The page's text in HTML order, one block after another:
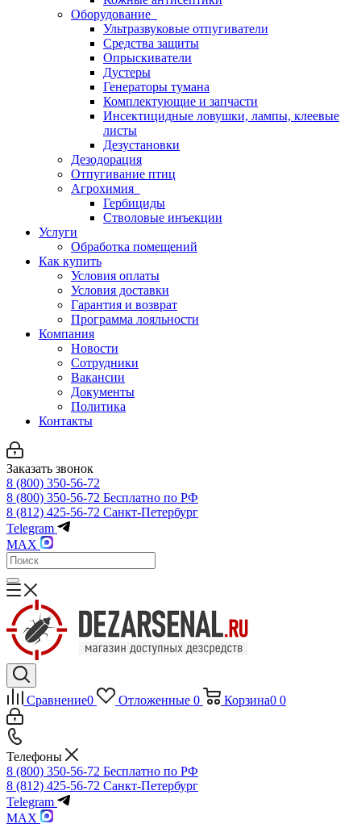
Оборудование
Ультразвуковые отпугиватели
Средства защиты
Опрыскиватели
Дустеры
Генераторы тумана
Комплектующие и запчасти
Инсектицидные ловушки, лампы, клеевые
листы
Дезустановки
Дезодорация
Отпугивание птиц
Агрохимия
Гербициды
Стволовые инъекции
Услуги
Обработка помещений
Как купить
Условия оплаты
Условия доставки
Гарантия и возврат
Программа лояльности
Компания
Новости
Сотрудники
Вакансии
Документы
Политика
Контакты
Заказать звонок
8 (800) 350-56-72
8 (800) 350-56-72 Бесплатно по РФ
8 (812) 425-56-72 Санкт-Петербург
Telegram
MAX
Сравнение0 Отложенные 0 Корзина0 0
Телефоны
8 (800) 350-56-72 Бесплатно по РФ
8 (812) 425-56-72 Санкт-Петербург
Telegram
MAX